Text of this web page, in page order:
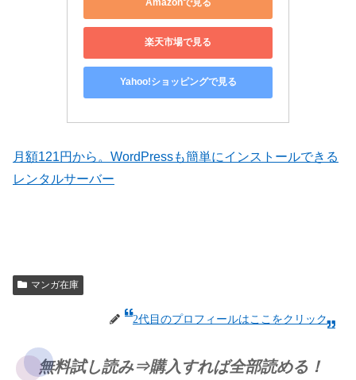
Amazonで見る
楽天市場で見る
Yahoo!ショッピングで見る
月額121円から。WordPressも簡単にインストールできる
レンタルサーバー
マンガ在庫
2代目のプロフィールはここをクリック
無料試し読み⇒購入すれば全部読める！